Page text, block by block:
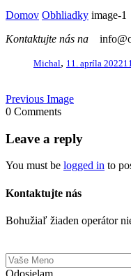
Domov Obhliadky image-1
Kontaktujte nás na
Michal, 11. apríla 2022
Previous Image
0 Comments
Leave a reply
You must be logged in to
Kontaktujte nás
Bohužiaľ žiaden operátor
Odosielam